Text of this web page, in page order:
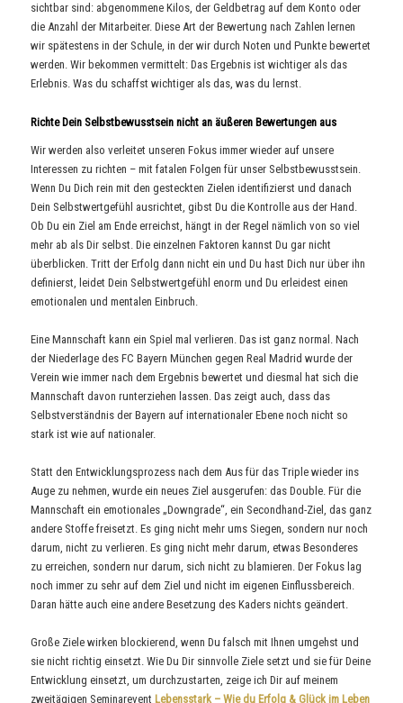
sichtbar sind: abgenommene Kilos, der Geldbetrag auf dem Konto oder
die Anzahl der Mitarbeiter. Diese Art der Bewertung nach Zahlen lernen
wir spätestens in der Schule, in der wir durch Noten und Punkte bewertet
werden. Wir bekommen vermittelt: Das Ergebnis ist wichtiger als das
Erlebnis. Was du schaffst wichtiger als das, was du lernst.
Richte Dein Selbstbewusstsein nicht an äußeren Bewertungen aus
Wir werden also verleitet unseren Fokus immer wieder auf unsere
Interessen zu richten – mit fatalen Folgen für unser Selbstbewusstsein.
Wenn Du Dich rein mit den gesteckten Zielen identifizierst und danach
Dein Selbstwertgefühl ausrichtet, gibst Du die Kontrolle aus der Hand.
Ob Du ein Ziel am Ende erreichst, hängt in der Regel nämlich von so viel
mehr ab als Dir selbst. Die einzelnen Faktoren kannst Du gar nicht
überblicken. Tritt der Erfolg dann nicht ein und Du hast Dich nur über ihn
definierst, leidet Dein Selbstwertgefühl enorm und Du erleidest einen
emotionalen und mentalen Einbruch.
Eine Mannschaft kann ein Spiel mal verlieren. Das ist ganz normal. Nach
der Niederlage des FC Bayern München gegen Real Madrid wurde der
Verein wie immer nach dem Ergebnis bewertet und diesmal hat sich die
Mannschaft davon runterziehen lassen. Das zeigt auch, dass das
Selbstverständnis der Bayern auf internationaler Ebene noch nicht so
stark ist wie auf nationaler.
Statt den Entwicklungsprozess nach dem Aus für das Triple wieder ins
Auge zu nehmen, wurde ein neues Ziel ausgerufen: das Double. Für die
Mannschaft ein emotionales „Downgrade“, ein Secondhand-Ziel, das ganz
andere Stoffe freisetzt. Es ging nicht mehr ums Siegen, sondern nur noch
darum, nicht zu verlieren. Es ging nicht mehr darum, etwas Besonderes
zu erreichen, sondern nur darum, sich nicht zu blamieren. Der Fokus lag
noch immer zu sehr auf dem Ziel und nicht im eigenen Einflussbereich.
Daran hätte auch eine andere Besetzung des Kaders nichts geändert.
Große Ziele wirken blockierend, wenn Du falsch mit Ihnen umgehst und
sie nicht richtig einsetzt. Wie Du Dir sinnvolle Ziele setzt und sie für Deine
Entwicklung einsetzt, um durchzustarten, zeige ich Dir auf meinem
zweitägigen Seminarevent Lebensstark – Wie du Erfolg & Glück im Leben